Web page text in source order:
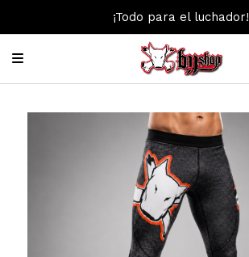
¡Todo para el luchador!